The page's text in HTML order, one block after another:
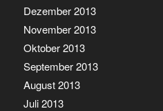
Dezember 2013
November 2013
Oktober 2013
September 2013
August 2013
Juli 2013